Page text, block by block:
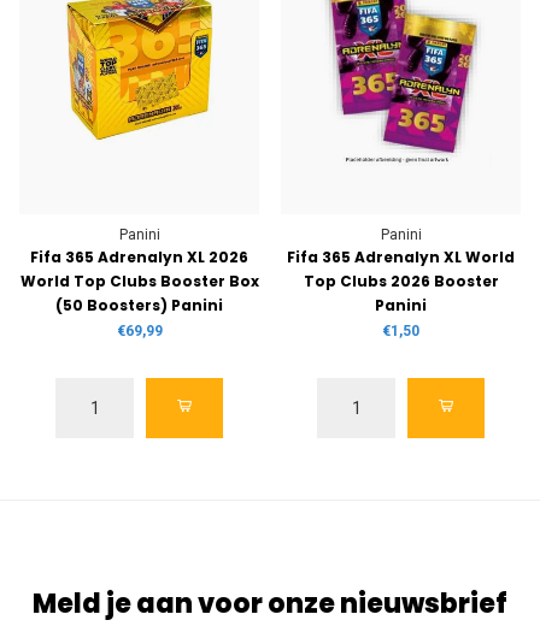
Panini
Fifa 365 Adrenalyn XL 2026
World Top Clubs Booster Box
(50 Boosters) Panini
€69,99
Panini
Fifa 365 Adrenalyn XL World
Top Clubs 2026 Booster
Panini
€1,50
Meld je aan voor onze nieuwsbrief